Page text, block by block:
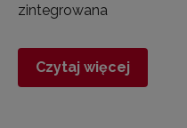
zintegrowana
Czytaj więcej